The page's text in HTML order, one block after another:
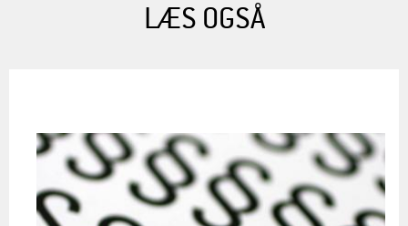
LÆS OGSÅ